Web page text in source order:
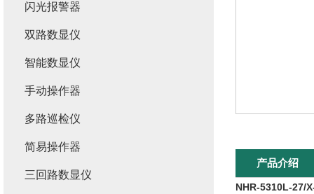
产品介绍
NHR-5310L-27/
闪光报警器
双路数显仪
智能数显仪
手动操作器
多路巡检仪
简易操作器
三回路数显仪